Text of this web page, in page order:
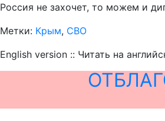
Россия не захочет, то можем и
Метки: Крым, СВО
English version :: Читать на